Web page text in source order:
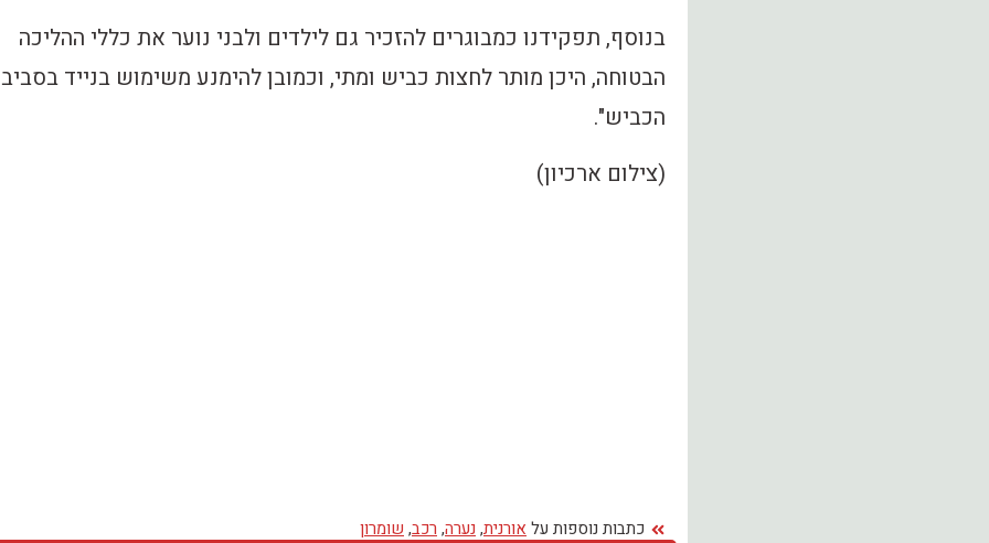
בנוסף, תפקידנו כמבוגרים להזכיר גם לילדים ולבני נוער את כללי ההליכה
הבטוחה, היכן מותר לחצות כביש ומתי, וכמובן להימנע משימוש בנייד
הכביש".
(צילום ארכיון)
כתבות נוספות על אורנית, נערה, רכב, שומרון